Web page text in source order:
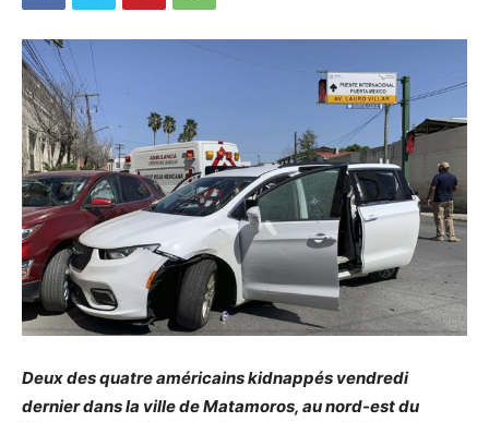
Deux des quatre américains kidnappés vendredi
dernier dans la ville de Matamoros, au nord-est du